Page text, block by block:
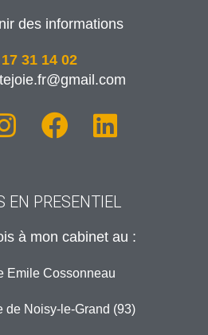
des informations
31 14 02
EN PRESENTIEL
à mon cabinet au :
Emile Cossonneau
de Noisy-le-Grand (93)